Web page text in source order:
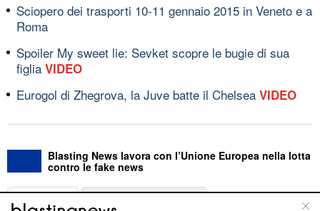
Sciopero dei trasporti 10-11 gennaio 2015 in Veneto e a
Roma
Spoiler My sweet lie: Sevket scopre le bugie di sua
figlia VIDEO
Eurogol di Zhegrova, la Juve batte il Chelsea VIDEO
Blasting News lavora con l’Unione Europea nella lotta
contro le fake news
ABOUT